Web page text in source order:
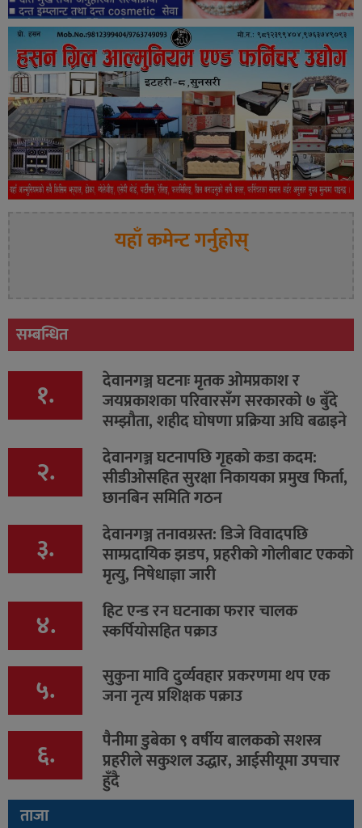
यहाँ कमेन्ट गर्नुहोस्
सम्बन्धित
१. देवानगञ्ज घटनाः मृतक ओमप्रकाश र
जयप्रकाशका परिवारसँग सरकारको ७ बुँदे
सम्झौता, शहीद घोषणा प्रक्रिया अघि बढाइने
२. देवानगञ्ज घटनापछि गृहको कडा कदम:
सीडीओसहित सुरक्षा निकायका प्रमुख फिर्ता,
छानबिन समिति गठन
३. देवानगञ्ज तनावग्रस्त: डिजे विवादपछि
साम्प्रदायिक झडप, प्रहरीको गोलीबाट एकको
मृत्यु, निषेधाज्ञा जारी
४. हिट एन्ड रन घटनाका फरार चालक
स्कर्पियोसहित पक्राउ
५. सुकुना मावि दुर्व्यवहार प्रकरणमा थप एक
जना नृत्य प्रशिक्षक पक्राउ
६. पैनीमा डुबेका ९ वर्षीय बालकको सशस्त्र
प्रहरीले सकुशल उद्धार, आईसीयूमा उपचार
हुँदै
ताजा